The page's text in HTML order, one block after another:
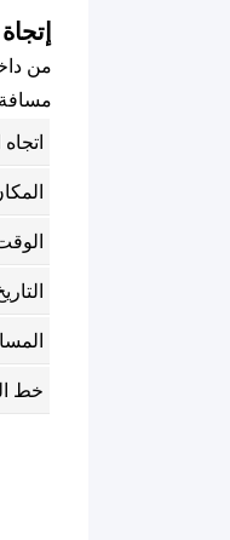
من
مسافة 4431.0667 كيلوا متر.
اتجاه
خط